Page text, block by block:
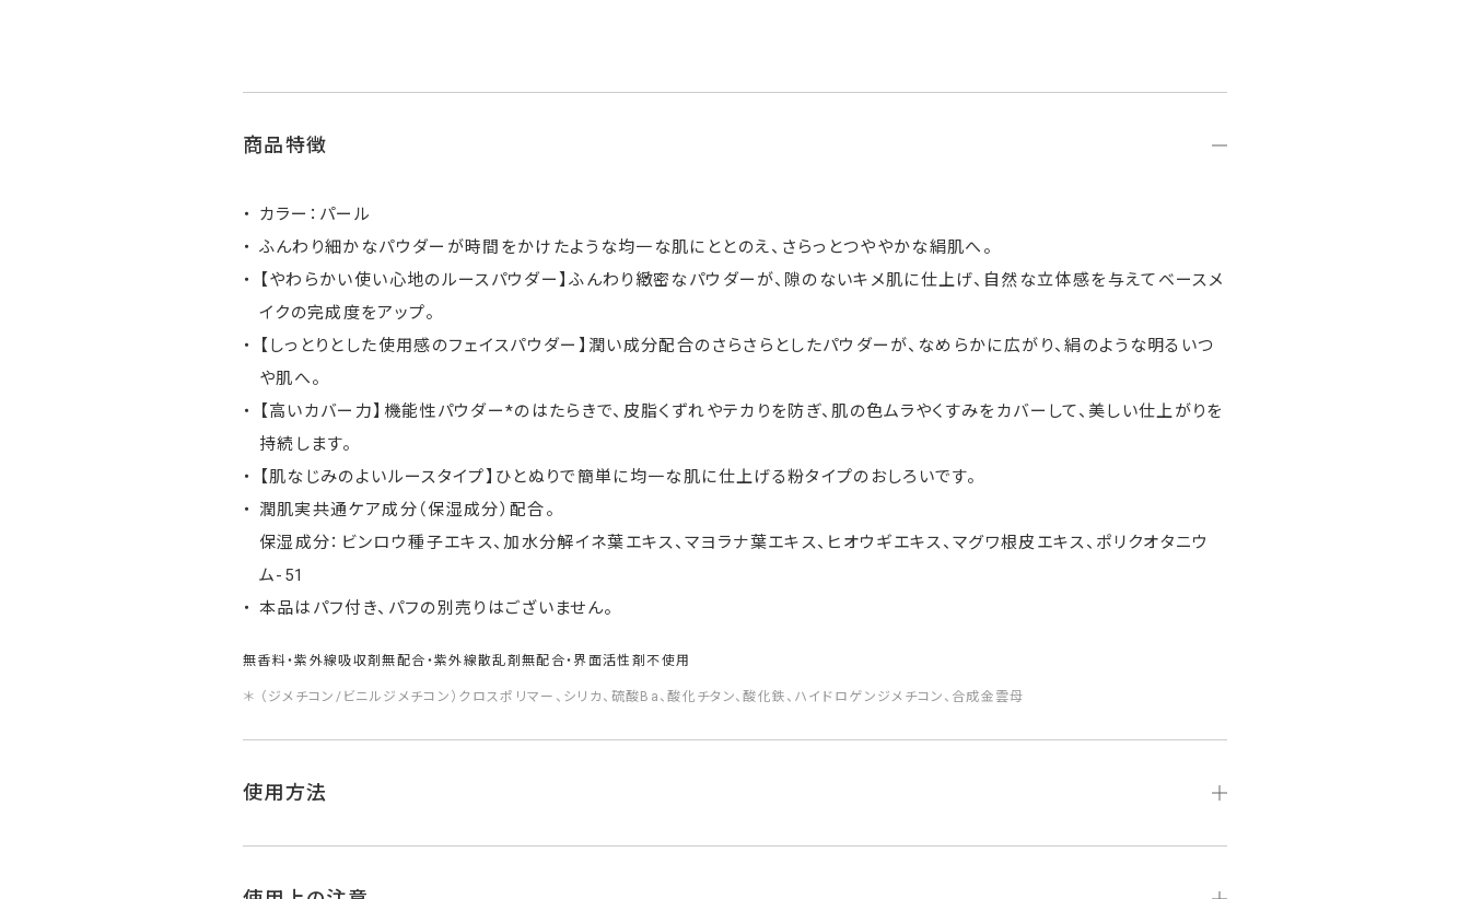
商品特徴
カラー：パール
ふんわり細かなパウダーが時間をかけたような均一な肌にととのえ、さらっとつややかな絹肌へ。
【やわらかい使い心地のルースパウダー】ふんわり緻密なパウダーが、隙のないキメ肌に仕上げ、自然な立体感を与えてベースメ
イクの完成度をアップ。
【しっとりとした使用感のフェイスパウダー】潤い成分配合のさらさらとしたパウダーが、なめらかに広がり、絹のような明るいつ
や肌へ。
【高いカバー力】機能性パウダー*のはたらきで、皮脂くずれやテカりを防ぎ、肌の色ムラやくすみをカバーして、美しい仕上がりを
持続します。
【肌なじみのよいルースタイプ】ひとぬりで簡単に均一な肌に仕上げる粉タイプのおしろいです。
潤肌実共通ケア成分（保湿成分）配合。
保湿成分：ビンロウ種子エキス、加水分解イネ葉エキス、マヨラナ葉エキス、ヒオウギエキス、マグワ根皮エキス、ポリクオタニウ
ム-51
本品はパフ付き、パフの別売りはございません。
無香料・紫外線吸収剤無配合・紫外線散乱剤無配合・界面活性剤不使用
＊ （ジメチコン/ビニルジメチコン）クロスポリマー、シリカ、硫酸Ba、酸化チタン、酸化鉄、ハイドロゲンジメチコン、合成金雲母
使用方法